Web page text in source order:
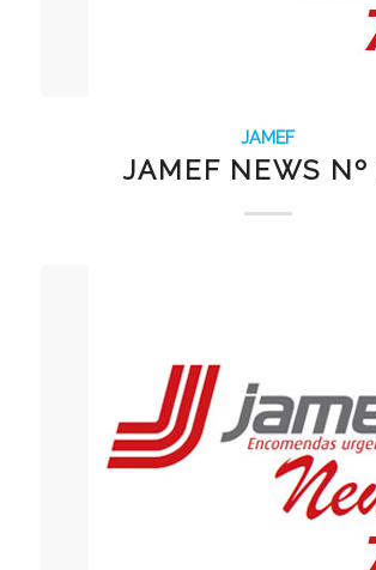
JAMEF
JAMEF NEWS Nº